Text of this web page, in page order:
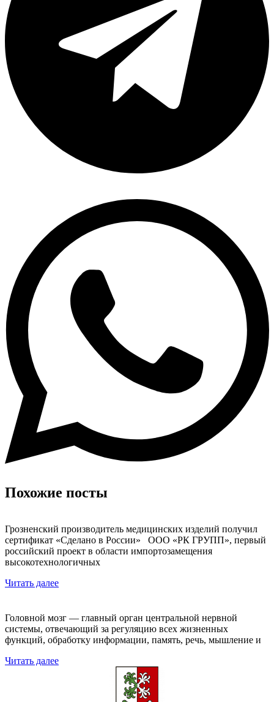
Похожие посты
Грозненский производитель медицинских изделий получил
сертификат «Сделано в России» ООО «РК ГРУПП», первый
российский проект в области импортозамещения
высокотехнологичных
Читать далее
Головной мозг — главный орган центральной нервной
системы, отвечающий за регуляцию всех жизненных
функций, обработку информации, память, речь, мышление и
Читать далее